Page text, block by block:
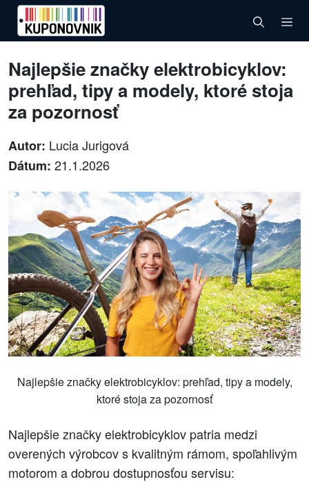
Najlepšie značky elektrobicyklov:
prehľad, tipy a modely, ktoré stoja
za pozornosť
Autor: Lucia Jurigová
Dátum: 21.1.2026
Najlepšie značky elektrobicyklov: prehľad, tipy a modely,
ktoré stoja za pozornosť
Najlepšie značky elektrobicyklov patria medzi
overených výrobcov s kvalitným rámom, spoľahlivým
motorom a dobrou dostupnosťou servisu: